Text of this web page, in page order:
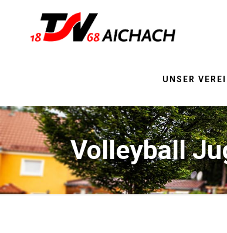
UNSER
Volleyball